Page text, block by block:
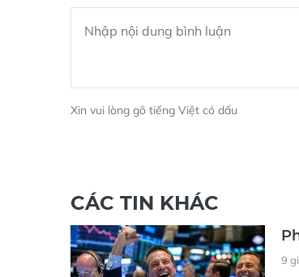
Xin vui lòng gõ tiếng Việt có dấu
CÁC TIN KHÁC